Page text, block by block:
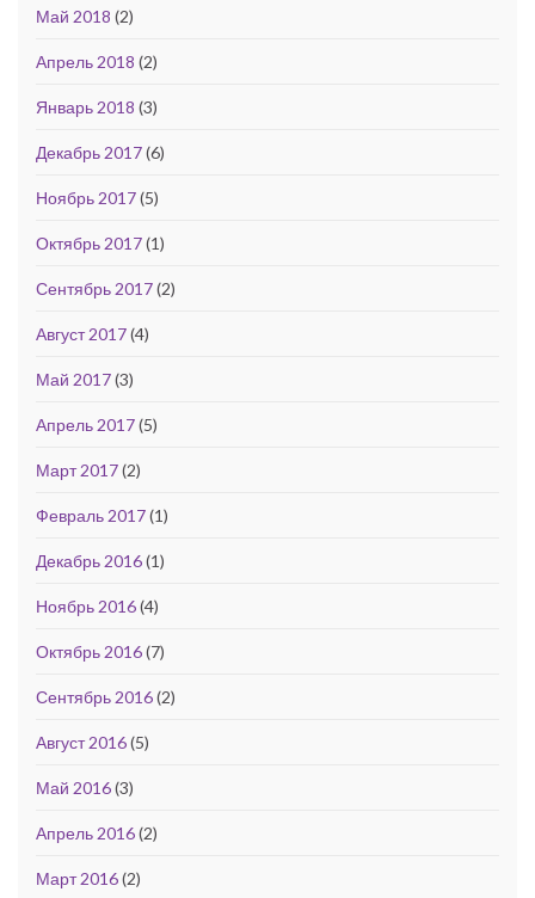
Май 2018 (2)
Апрель 2018 (2)
Январь 2018 (3)
Декабрь 2017(6)
Ноябрь 2017(5)
Октябрь 2017(1)
Сентябрь 2017(2)
Август 2017(4)
Май 2017(3)
Апрель 2017(5)
Март 2017(2)
Февраль 2017(1)
Декабрь 2016(1)
Ноябрь 2016(4)
Октябрь 2016(7)
Сентябрь 2016(2)
Август 2016(5)
Май 2016(3)
Апрель 2016(2)
Март 2016(2)